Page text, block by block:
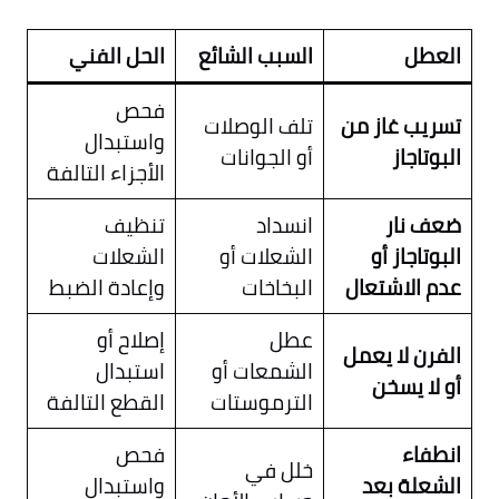
العطل
السبب الشائع
الحل الفني
تسريب غاز من
البوتاجاز
تلف الوصلات
أو الجوانات
فحص
واستبدال
الأجزاء التالفة
ضعف نار
البوتاجاز أو
عدم الاشتعال
انسداد
الشعلات أو
البخاخات
تنظيف
الشعلات
وإعادة الضبط
الفرن لا يعمل
أو لا يسخن
عطل
الشمعات أو
الترموستات
إصلاح أو
استبدال
القطع التالفة
انطفاء
الشعلة بعد خلل في فحص
واستبدال